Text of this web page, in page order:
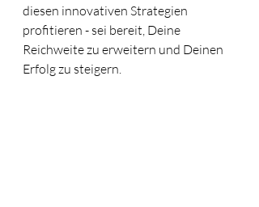
diesen innovativen Strategien
profitieren - sei bereit, Deine
Reichweite zu erweitern und Deinen
Erfolg zu steigern.